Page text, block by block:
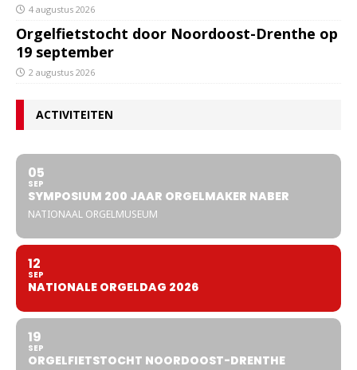
4 augustus 2026
Orgelfietstocht door Noordoost-Drenthe op
19 september
2 augustus 2026
ACTIVITEITEN
05
SEP
SYMPOSIUM 200 JAAR ORGELMAKER NABER
NATIONAAL ORGELMUSEUM
12
SEP
NATIONALE ORGELDAG 2026
19
SEP
ORGELFIETSTOCHT NOORDOOST-DRENTHE